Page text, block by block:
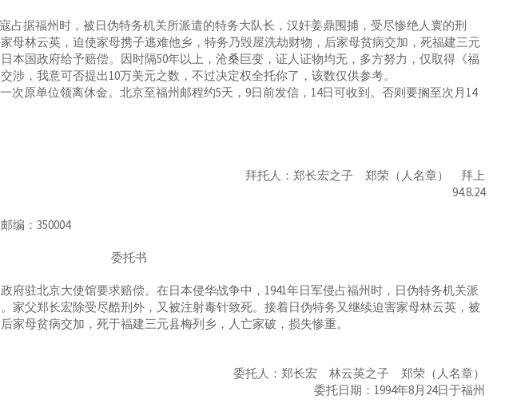
占据福州时，被日伪特务机关所派遣的特务大队长，汉奸姜鼎围捕，受尽惨绝人寰的刑
母林云英，迫使家母携子逃难他乡，特务乃毁屋洗劫财物，后家母贫病交加，死福建三元
本国政府给予赔偿。因时隔50年以上，沧桑巨变，证人证物均无，多方努力，仅取得《福
涉，我意可否提出10万美元之数，不过决定权全托你了，该数仅供参考。
次原单位领离休金。北京至福州邮程约5天，9日前发信，14日可收到。否则要搁至次月14
拜托人：郑长宏之子 郑荣（人名章） 拜上
94.8.24
编：350004
委托书
驻北京大使馆要求赔偿。在日本侵华战争中，1941年日军侵占福州时，日伪特务机关派
家父郑长宏除受尽酷刑外，又被注射毒针致死。接着日伪特务又继续迫害家母林云英，被
家母贫病交加，死于福建三元县梅列乡，人亡家破，损失惨重。
委托人：郑长宏 林云英之子 郑荣（人名章）
委托日期：1994年8月24日于福州